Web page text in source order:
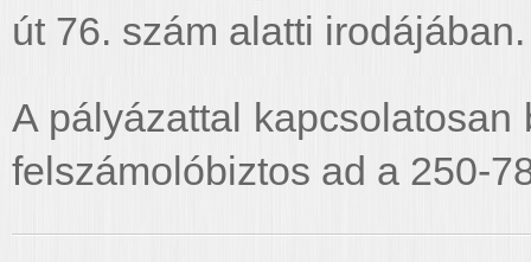
út 76. szám alatti irodájában.
A pályázattal
felszámolóbiztos ad a 250-